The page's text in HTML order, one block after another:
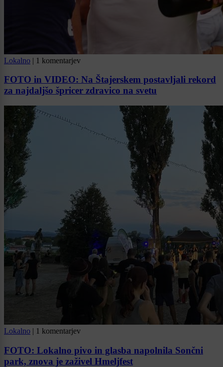
Lokalno | 1 komentarjev
FOTO in VIDEO: Na Štajerskem postavljali rekord
za najdaljšo špricer zdravico na svetu
Lokalno | 1 komentarjev
FOTO: Lokalno pivo in glasba napolnila Sončni
park, znova je zaživel Hmeljfest